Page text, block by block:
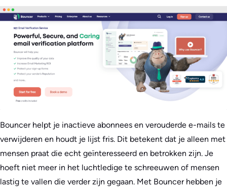
Bouncer helpt je inactieve abonnees en verouderde e-mails te
verwijderen en houdt je lijst fris. Dit betekent dat je alleen met
mensen praat die echt geïnteresseerd en betrokken zijn. Je
hoeft niet meer in het luchtledige te schreeuwen of mensen
lastig te vallen die verder zijn gegaan. Met Bouncer hebben je